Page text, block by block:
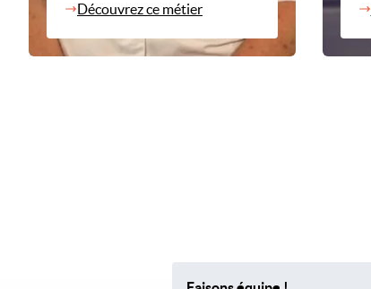
Découvrez ce métier